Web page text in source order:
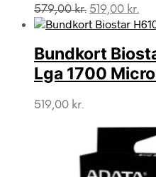
579,00kr. Den
oprindelige
var:
579,00 kr..
519,00 kr.
er:
Bundkort
Lga 1700
519,00 kr.